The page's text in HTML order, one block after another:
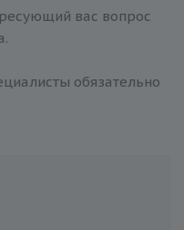
вас вопрос
обязательно